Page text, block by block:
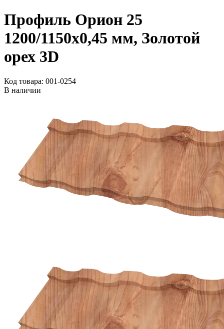
Профиль Орион 25
1200/1150x0,45 мм, Золотой
орех 3D
Код товара: 001-0254
В наличии